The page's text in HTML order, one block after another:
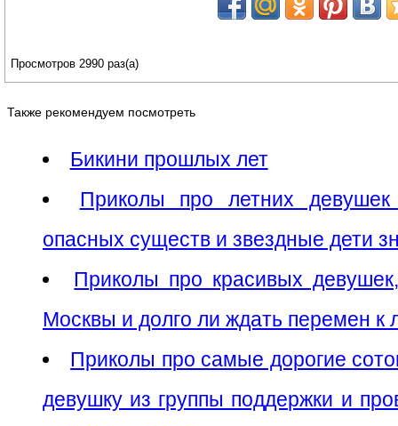
Просмотров 2990 раз(а)
Также рекомендуем посмотреть
Бикини прошлых лет
Приколы про летних
опасных существ и звездные дети
Приколы про красивых
Москвы и долго ли ждать перемен к
Приколы про самые дорогие
девушку из группы поддержки и